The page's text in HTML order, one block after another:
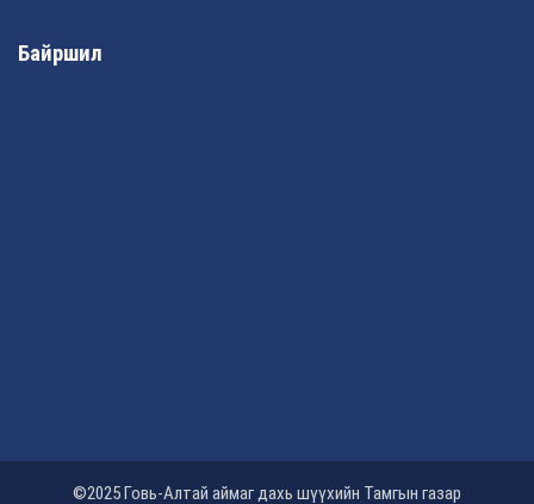
Байршил
©2025 Говь-Алтай аймаг дахь шүүхийн Тамгын газар